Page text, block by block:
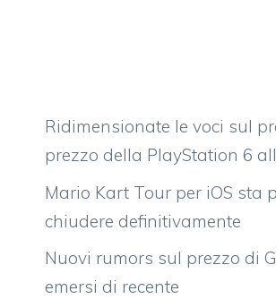
Ridimensionate le voci sul
prezzo della PlayStation 6
Mario Kart Tour per iOS sta
chiudere definitivamente
Nuovi rumors sul prezzo di
emersi di recente